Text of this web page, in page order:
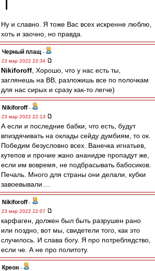
Ну и славно. Я тоже Вас всех искренне люблю,
хоть и заочно, но правда.
Черный плащ -
23 мар 2022 22:34
Nikiforoff , Хорошо, что у нас есть ты,
заглянешь на ВВ, разложишь все по полочкам
для нас сирых и сразу как-то легче)
Nikiforoff -
23 мар 2022 22:13
А если и последние бабки, что есть, будут
впиздячивать на оклады сейду думбиям, то ок.
Победим безусловно всех. Ванечка игнатьев,
кутепов и прочие жано ананидзе пропадут же,
если им вовремя, не подбрасывать бабосиков.
Печаль. Много для страны они делали, кубки
завоевывали....
Nikiforoff -
23 мар 2022 22:07
карфаген, должен был быть разрушен рано
или поздно, вот мы, свидетели того, как это
случилось. И слава богу. Я про потреблядство,
если че. А не про политоту.
Креон -